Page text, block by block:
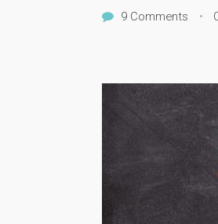
9 Comments •